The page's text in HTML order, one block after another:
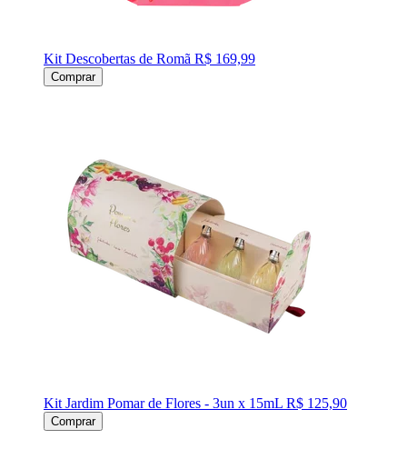
Kit Descobertas de Romã R$ 169,99
Comprar
Kit Jardim Pomar de Flores - 3un x 15mL R$ 125,90
Comprar